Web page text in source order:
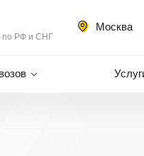
по РФ и СНГ
Москва